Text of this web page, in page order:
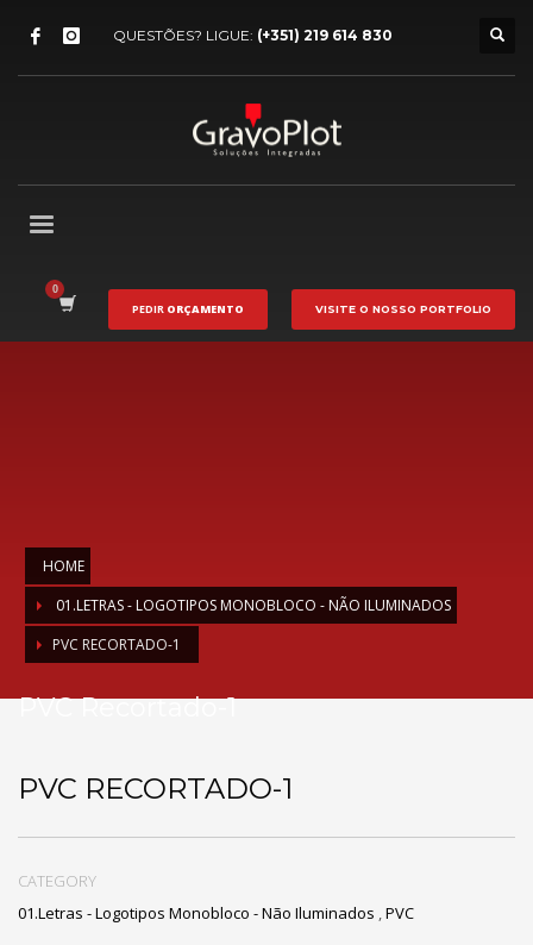
QUESTÕES? LIGUE: (+351) 219 614 830
PEDIR ORÇAMENTO VISITE O NOSSO PORTFOLIO
HOME
01.LETRAS - LOGOTIPOS MONOBLOCO - NÃO ILUMINADOS
PVC RECORTADO-1
PVC Recortado-1
PVC RECORTADO-1
CATEGORY
01.Letras - Logotipos Monobloco - Não Iluminados ,PVC